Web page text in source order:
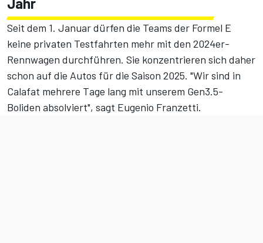
Seit dem 1. Januar dürfen die Teams der Formel E
keine privaten Testfahrten mehr mit den 2024er-
Rennwagen durchführen. Sie konzentrieren sich daher
schon auf die Autos für die Saison 2025. "Wir sind in
Calafat mehrere Tage lang mit unserem Gen3.5-
Boliden absolviert", sagt Eugenio Franzetti.